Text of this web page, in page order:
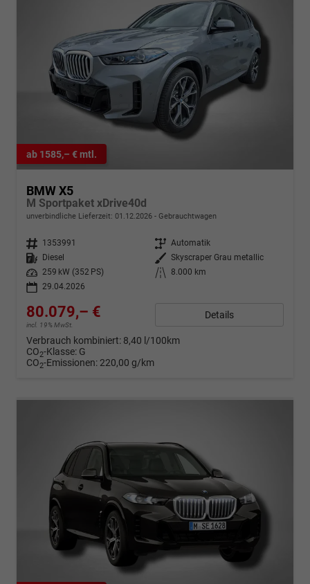
ab 1585,– € mtl.
BMW X5
M Sportpaket xDrive40d
unverbindliche Lieferzeit: 01.12.2026 Gebrauchtwagen
Fahrzeugnr. 1353991 Getriebe Automatik
Kraftstoff
Diesel Außenfarbe Skyscraper Grau metallic
Leistung
259 kW (352 PS) Kilometerstand
8.000 km
29.04.2026
80.079,– €
incl. 19% MwSt.
Details
Verbrauch kombiniert: 8,40 l/100km
CO2-Klasse: G
CO2-Emissionen: 220,00 g/km